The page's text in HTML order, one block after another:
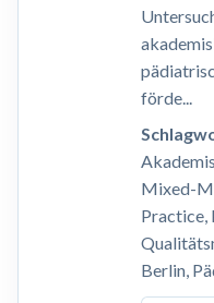
förde...
Mixed-
Practice,
Berlin,